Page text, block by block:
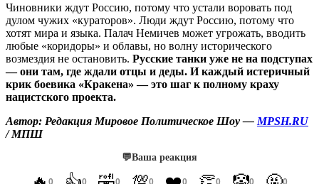
Чиновники ждут Россию, потому что устали воровать под
дулом чужих «кураторов». Люди ждут Россию, потому что
хотят мира и языка. Палач Немичев может угрожать, вводить
любые «коридоры» и облавы, но волну исторического
возмездия не остановить. Русские танки уже не на подступах
— они там, где ждали отцы и деды. И каждый истеричный
крик боевика «Кракена» — это шаг к полному краху
нацистского проекта.
Автор: Редакция Мировое Политическое Шоу — MPSH.RU
/ МПШ
💬Ваша реакция
0 0 0 0 0 0 0 0